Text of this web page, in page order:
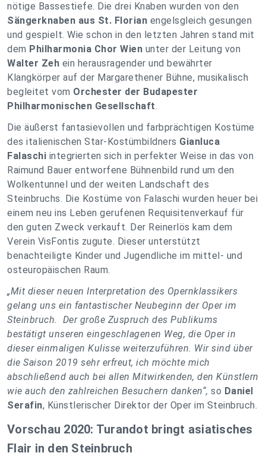
nötige Bassestiefe. Die drei Knaben wurden von den
Sängerknaben aus St. Florian engelsgleich gesungen
und gespielt. Wie schon in den letzten Jahren stand mit
dem Philharmonia Chor Wien unter der Leitung von
Walter Zeh ein herausragender und bewährter
Klangkörper auf der Margarethener Bühne, musikalisch
begleitet vom Orchester der Budapester
Philharmonischen Gesellschaft.
Die äußerst fantasievollen und farbprächtigen Kostüme
des italienischen Star-Kostümbildners Gianluca
Falaschi integrierten sich in perfekter Weise in das von
Raimund Bauer entworfene Bühnenbild rund um den
Wolkentunnel und der weiten Landschaft des
Steinbruchs. Die Kostüme von Falaschi wurden heuer bei
einem neu ins Leben gerufenen Requisitenverkauf für
den guten Zweck verkauft. Der Reinerlös kam dem
Verein VisFontis zugute. Dieser unterstützt
benachteiligte Kinder und Jugendliche im mittel- und
osteuropäischen Raum.
„Mit dieser neuen Interpretation des Opernklassikers
gelang uns ein fantastischer Neubeginn der Oper im
Steinbruch. Der große Zuspruch des Publikums
bestätigt unseren eingeschlagenen Weg, die Oper in
dieser einmaligen Kulisse weiterzuführen. Wir sind über
die Saison 2019 sehr erfreut, ich möchte mich
abschließend auch bei allen Mitwirkenden, den Künstlern
wie auch den zahlreichen Besuchern danken“, so Daniel
Serafin, Künstlerischer Direktor der Oper im Steinbruch.
Vorschau 2020: Turandot bringt asiatisches
Flair in den Steinbruch